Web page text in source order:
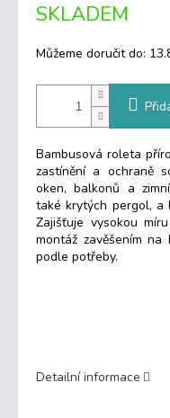
cena:
SKLADEM
Můžeme doručit do:
Bambusová roleta
zastínění a ochraně
oken, balkonů a
také krytých pergol, a
Zajišťuje vysokou
montáž zavěšením
podle potřeby.
Detailní informace